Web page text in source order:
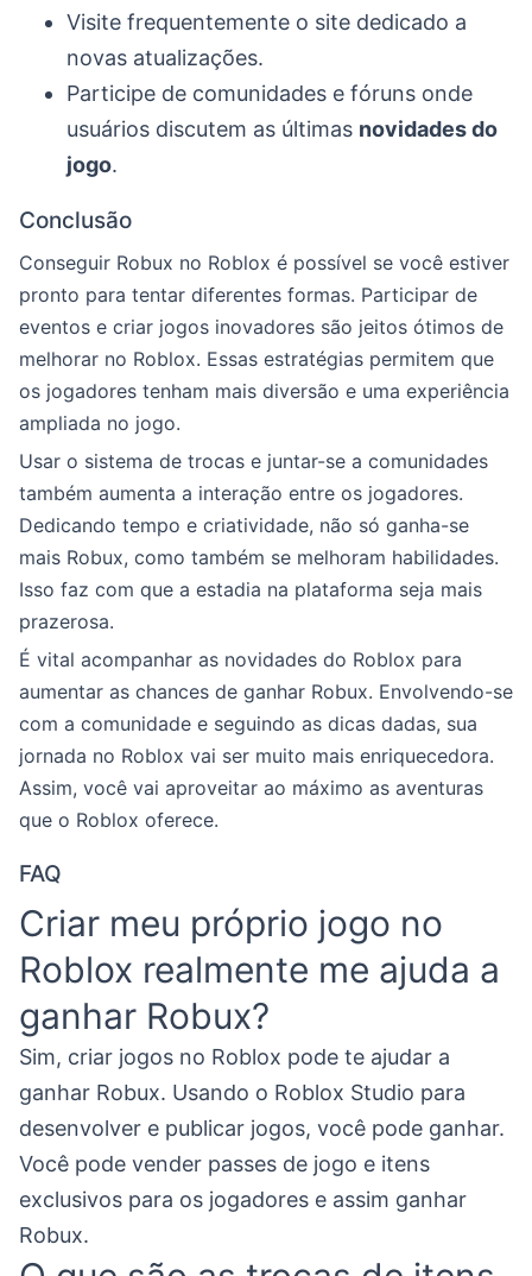
Visite frequentemente o site dedicado a
novas atualizações.
Participe de comunidades e fóruns onde
usuários discutem as últimas novidades do
jogo.
Conclusão
Conseguir Robux no Roblox é possível se você estiver
pronto para tentar diferentes formas. Participar de
eventos e criar jogos inovadores são jeitos ótimos de
melhorar no Roblox. Essas estratégias permitem que
os jogadores tenham mais diversão e uma experiência
ampliada no jogo.
Usar o sistema de trocas e juntar-se a comunidades
também aumenta a interação entre os jogadores.
Dedicando tempo e criatividade, não só ganha-se
mais Robux, como também se melhoram habilidades.
Isso faz com que a estadia na plataforma seja mais
prazerosa.
É vital acompanhar as novidades do Roblox para
aumentar as chances de ganhar Robux. Envolvendo-se
com a comunidade e seguindo as dicas dadas, sua
jornada no Roblox vai ser muito mais enriquecedora.
Assim, você vai aproveitar ao máximo as aventuras
que o Roblox oferece.
FAQ
Criar meu próprio jogo no
Roblox realmente me ajuda a
ganhar Robux?
Sim, criar jogos no Roblox pode te ajudar a
ganhar Robux. Usando o Roblox Studio para
desenvolver e publicar jogos, você pode ganhar.
Você pode vender passes de jogo e itens
exclusivos para os jogadores e assim ganhar
Robux.